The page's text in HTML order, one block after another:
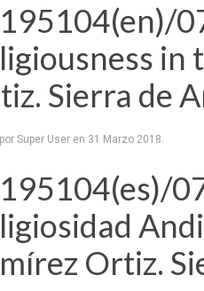
in
Sierra de
Super User en 31 Marzo 2018.
Ortiz.